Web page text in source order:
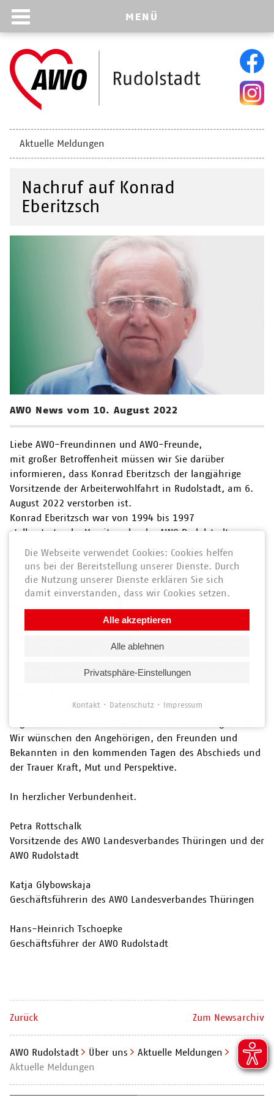
Navigation
überspringen
Aktuelle Meldungen
Nachruf auf Konrad
Eberitzsch
AWO News vom 10. August 2022
Liebe AWO-Freundinnen und AWO-Freunde,
mit großer Betroffenheit müssen wir Sie darüber
informieren, dass Konrad Eberitzsch der langjährige
Vorsitzende der Arbeiterwohlfahrt in Rudolstadt, am 6.
August 2022 verstorben ist.
Konrad Eberitzsch war von 1994 bis 1997
stellvertretender Vorsitzender der AWO Rudolstadt, von
1997 bis 2004 hatte er den Vorsitz inne. 2006 wurde er
für sein herausragendes Engagement für unseren
Verband mit der Emma-Sachse-Ehrung, der höchsten
Auszeichnung der AWO Thüringen gewürdigt. Er war ein
Gemeinschaft, ein Teil seiner Lebensleistung wird immer
Nicht nur die AWO, auch die Stadt Rudolstadt hat Konrad
und viele Jahre lang auch Vorsitzender des
den ehrenamtlichen und unermüdlichen Dienst
zugunsten der älteren Menschen in Rudolstadt gestellt.
Wir wünschen den Angehörigen, den Freunden und
Bekannten in den kommenden Tagen des Abschieds und
der Trauer Kraft, Mut und Perspektive.
In herzlicher Verbundenheit.
Petra Rottschalk
Vorsitzende des AWO Landesverbandes Thüringen und der
AWO Rudolstadt
Katja Glybowskaja
Geschäftsführerin des AWO Landesverbandes Thüringen
Hans-Heinrich Tschoepke
Geschäftsführer der AWO Rudolstadt
Zurück Zum Newsarchiv
AWO Rudolstadt Über uns
Aktuelle Meldungen
Aktuelle Meldungen
Die Webseite verwendet Cookies: Cookies helfen
uns bei der Bereitstellung unserer Dienste. Durch
die Nutzung unserer Dienste erklären Sie sich
damit einverstanden, dass wir Cookies setzen.
Alle akzeptieren
Alle ablehnen
Privatsphäre-Einstellungen
Kontakt Datenschutz Impressum
MENÜ